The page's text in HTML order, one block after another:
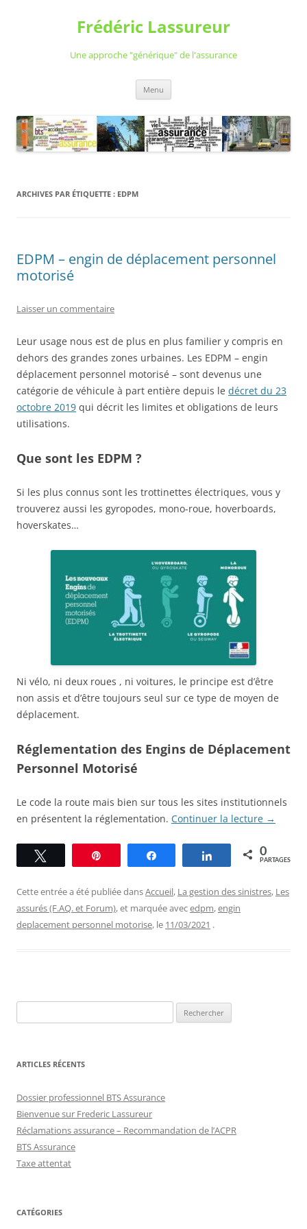
Frédéric Lassureur
Une approche "générique" de l'assurance
Menu
ARCHIVES PAR ÉTIQUETTE : EDPM
EDPM – engin de déplacement personnel
motorisé
Laisser un commentaire
Leur usage nous est de plus en plus familier y compris en
dehors des grandes zones urbaines. Les EDPM – engin
déplacement personnel motorisé – sont devenus une
catégorie de véhicule à part entière depuis le décret du 23
octobre 2019 qui décrit les limites et obligations de leurs
utilisations.
Que sont les EDPM ?
Si les plus connus sont les trottinettes électriques, vous y
trouverez aussi les gyropodes, mono-roue, hoverboards,
hoverskates…
Ni vélo, ni deux roues , ni voitures, le principe est d’être
non assis et d’être toujours seul sur ce type de moyen de
déplacement.
Réglementation des Engins de Déplacement
Personnel Motorisé
Le code la route mais bien sur tous les sites institutionnels
en présentent la réglementation. Continuer la lecture →
Partagez 0
PARTAGES
Cette entrée a été publiée dansAccueil, La gestion des sinistres, Les
assurés (F.AQ. et Forum), et marquée avecedpm,engin
deplacement personnel motorise, le 11/03/2021 .
ARTICLES RÉCENTS
Dossier professionnel BTS Assurance
Bienvenue sur Frederic Lassureur
Réclamations assurance – Recommandation de l’ACPR
BTS Assurance
Taxe attentat
CATÉGORIES